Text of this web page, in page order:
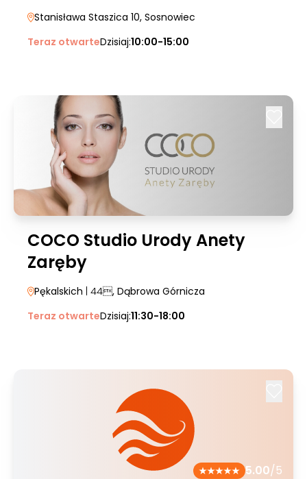
Stanisława Staszica 10, Sosnowiec
Teraz otwarteDzisiaj:10:00-15:00
COCO Studio Urody Anety
Zaręby
Pękalskich | 44, Dąbrowa Górnicza
Teraz otwarteDzisiaj:11:30-18:00
5.00/5